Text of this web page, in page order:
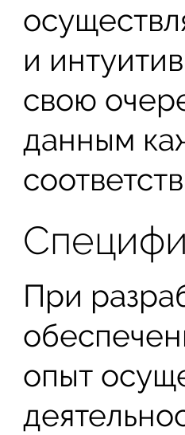
и
свою
данным
При
опыт